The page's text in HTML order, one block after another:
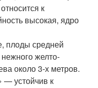
к
высокая, ядро
плоды средней
желто-
около 3-х метров.
— устойчив к